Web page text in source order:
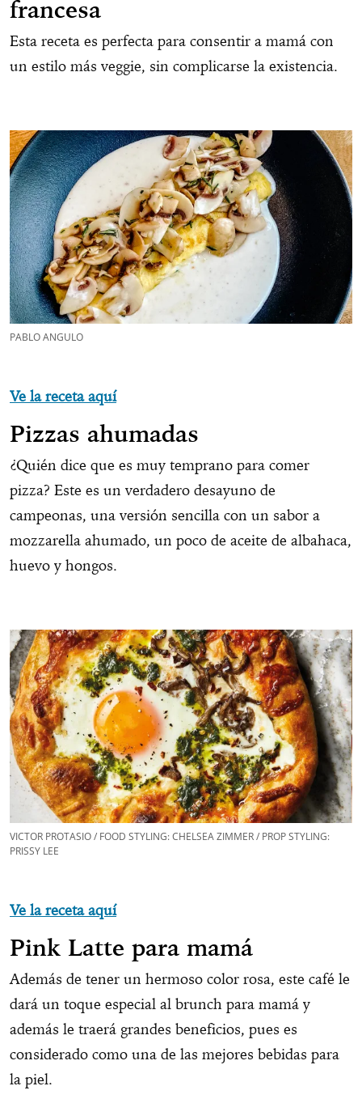
francesa
Esta receta es perfecta para consentir a mamá con
un estilo más veggie, sin complicarse la existencia.
PABLO ANGULO
Ve la receta aquí
Pizzas ahumadas
¿Quién dice que es muy temprano para comer
pizza? Este es un verdadero desayuno de
campeonas, una versión sencilla con un sabor a
mozzarella ahumado, un poco de aceite de albahaca,
huevo y hongos.
VICTOR PROTASIO / FOOD STYLING: CHELSEA ZIMMER / PROP STYLING:
PRISSY LEE
Ve la receta aquí
Pink Latte para mamá
Además de tener un hermoso color rosa, este café le
dará un toque especial al brunch para mamá y
además le traerá grandes beneficios, pues es
considerado como una de las mejores bebidas para
la piel.